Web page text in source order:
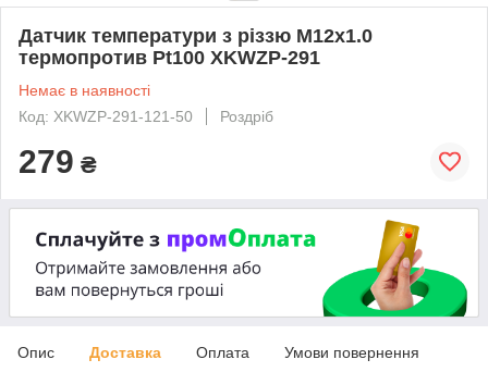
Датчик температури з різзю М12х1.0
термопротив Pt100 XKWZP-291
Немає в наявності
Код: XKWZP-291-121-50
Роздріб
279 ₴
Опис Доставка Оплата Умови повернення